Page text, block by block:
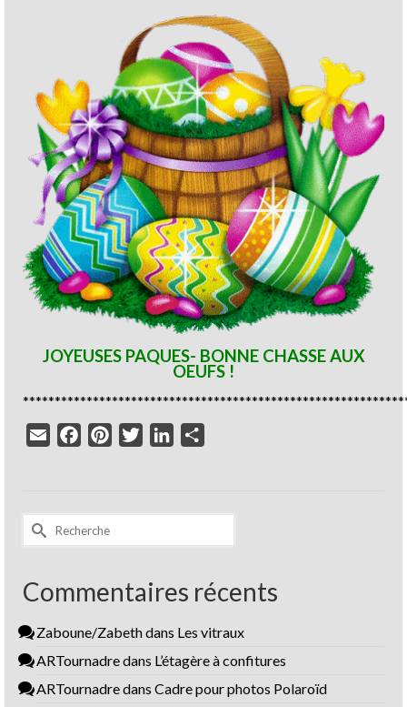
JOYEUSES PAQUES- BONNE CHASSE AUX
OEUFS !
Email
FacebookPinterestTwitterLinkedIn
Rechercher :
Commentaires récents
Zaboune/Zabethdans Les vitraux
ARTournadredans L’étagère à confitures
ARTournadredans Cadre pour photos Polaroïd